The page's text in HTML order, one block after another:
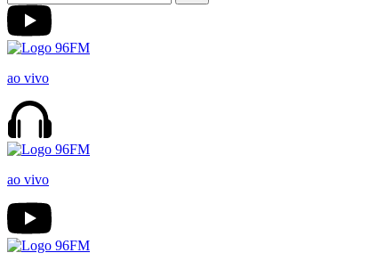
ao vivo
ao vivo